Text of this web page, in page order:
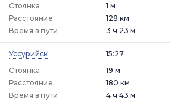
Стоянка
1 м
Расстояние
128 км
Время в пути
3 ч 23 м
Уссурийск
15:27
Стоянка
19 м
Расстояние
180 км
Время в пути
4 ч 43 м